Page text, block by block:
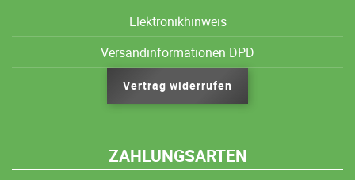
Elektronikhinweis
Versandinformationen DPD
Vertrag widerrufen
ZAHLUNGSARTEN